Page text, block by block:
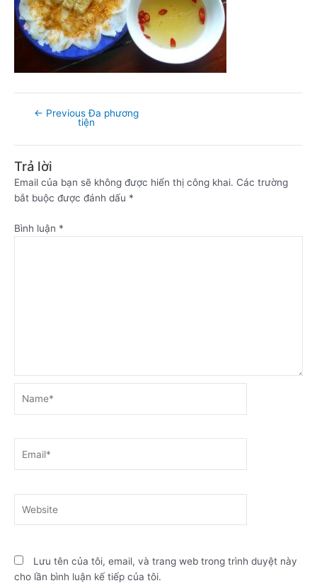
← Previous Đa phương
tiện
Trả lời
Email của bạn sẽ không được hiển thị công khai. Các trường
bắt buộc được đánh dấu *
Bình luận *
Lưu tên của tôi, email, và trang web trong trình duyệt này
cho lần bình luận kế tiếp của tôi.